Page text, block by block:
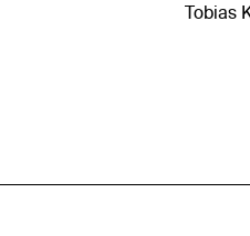
Tobias